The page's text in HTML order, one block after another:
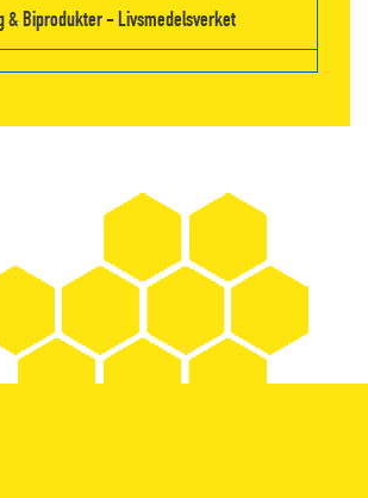
& Biprodukter - Livsmedelsverket